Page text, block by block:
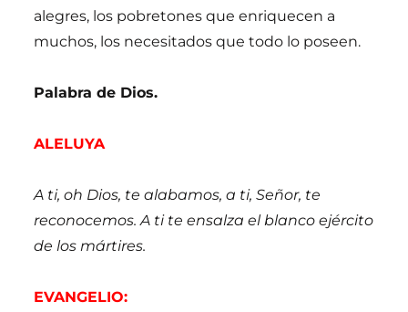
alegres, los pobretones que enriquecen a
muchos, los necesitados que todo lo poseen.
Palabra de Dios.
ALELUYA
A ti, oh Dios, te alabamos, a ti, Señor, te
reconocemos. A ti te ensalza el blanco ejército
de los mártires.
EVANGELIO: